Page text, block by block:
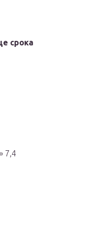
срока
7,4